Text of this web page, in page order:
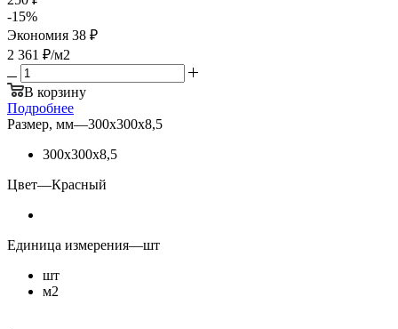
-15%
Экономия 38 ₽
2 361 ₽/м2
В корзину
Подробнее
Размер, мм—300х300х8,5
300х300х8,5
Цвет—Красный
Единица измерения—шт
шт
м2